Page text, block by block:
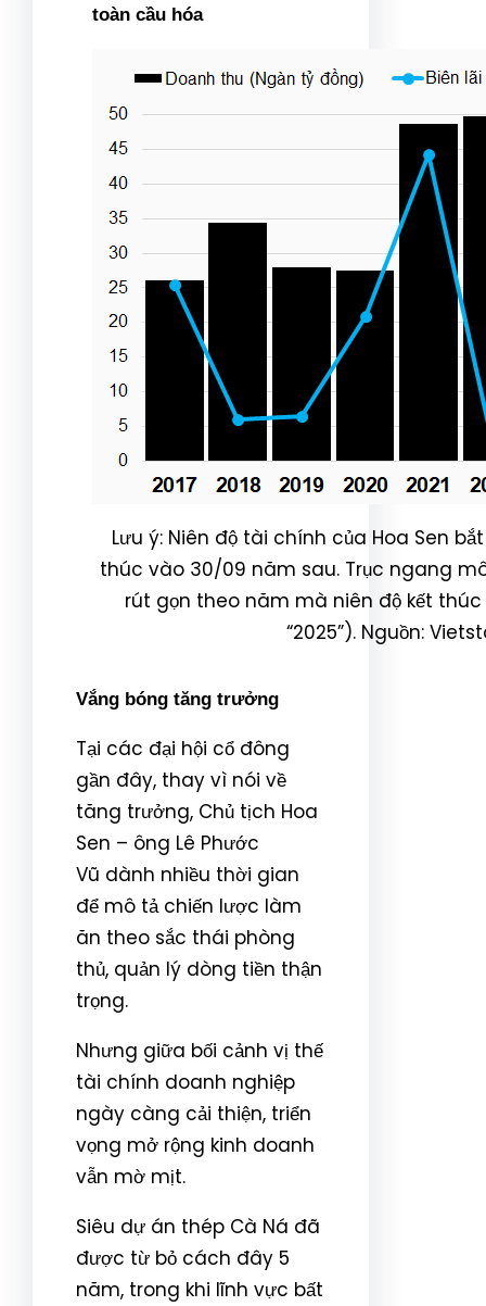
toàn cầu hóa
Lưu ý: Niên độ tài chính của Hoa Sen
thúc vào 30/09 năm sau. Trục ngang
rút gọn theo năm mà niên độ kết thúc
“2025”). Nguồn:
Vắng bóng tăng trưởng
Tại các đại hội cổ đông
gần đây, thay vì nói về
tăng trưởng, Chủ tịch Hoa
Sen – ông Lê Phước
Vũ dành nhiều thời gian
để mô tả chiến lược làm
ăn theo sắc thái phòng
thủ, quản lý dòng tiền thận
trọng.
Nhưng giữa bối cảnh vị thế
tài chính doanh nghiệp
ngày càng cải thiện, triển
vọng mở rộng kinh doanh
vẫn mờ mịt.
Siêu dự án thép Cà Ná đã
được từ bỏ cách đây 5
năm, trong khi lĩnh vực bất